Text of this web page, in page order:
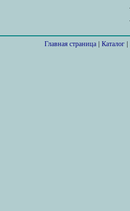
Главная страница | Каталог |